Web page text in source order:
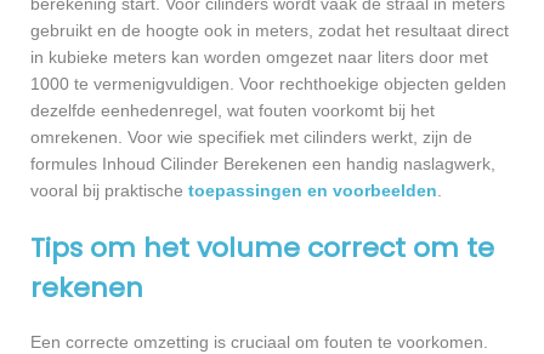
gebruikt en de hoogte ook in meters, zodat het resultaat direct
in kubieke meters kan worden omgezet naar liters door met
1000 te vermenigvuldigen. Voor rechthoekige objecten gelden
dezelfde eenhedenregel, wat fouten voorkomt bij het
omrekenen. Voor wie specifiek met cilinders werkt, zijn de
formules Inhoud Cilinder Berekenen een handig naslagwerk,
vooral bij praktische toepassingen en voorbeelden
Tips om het volume correct om te
rekenen
Een correcte omzetting is cruciaal om fouten te voorkomen.